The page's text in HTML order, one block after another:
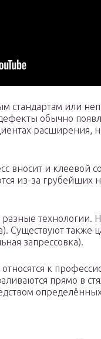
стандартам или
обычно
вносит и клеевой
из-за грубейших
разные технологии.
Существуют
запрессовка).
к
прямо в